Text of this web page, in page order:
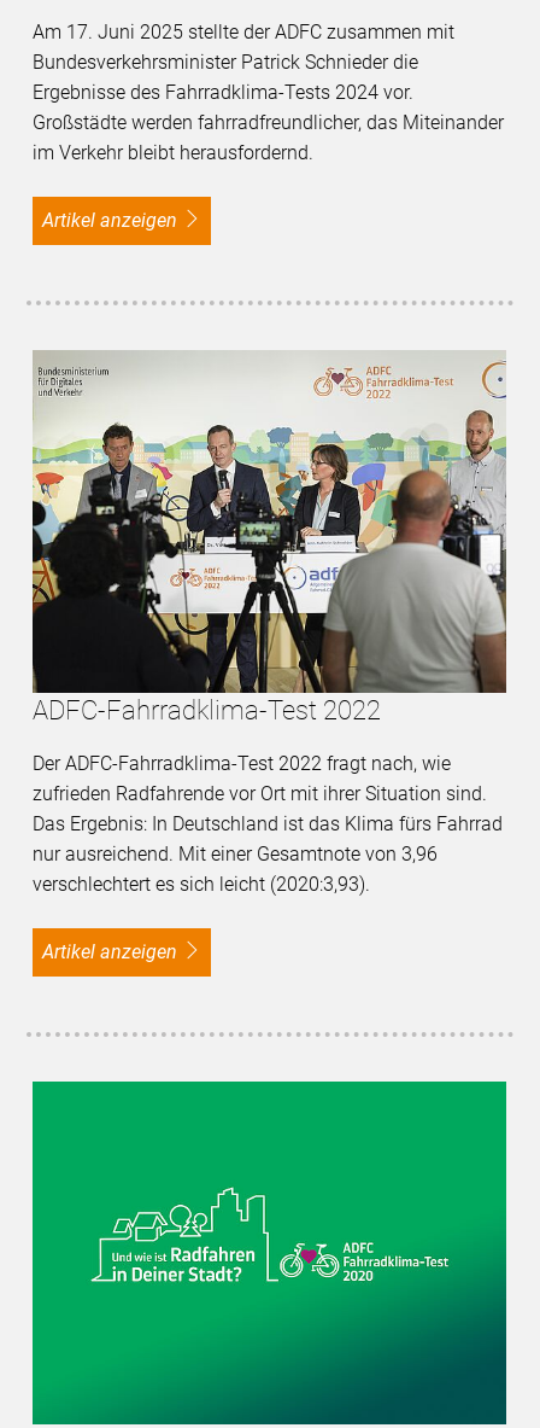
Am 17. Juni 2025 stellte der ADFC zusammen mit
Bundesverkehrsminister Patrick Schnieder die
Ergebnisse des Fahrradklima-Tests 2024 vor.
Großstädte werden fahrradfreundlicher, das Miteinander
im Verkehr bleibt herausfordernd.
Artikel anzeigen
ADFC-Fahrradklima-Test 2022
Der ADFC-Fahrradklima-Test 2022 fragt nach, wie
zufrieden Radfahrende vor Ort mit ihrer Situation sind.
Das Ergebnis: In Deutschland ist das Klima fürs Fahrrad
nur ausreichend. Mit einer Gesamtnote von 3,96
verschlechtert es sich leicht (2020:3,93).
Artikel anzeigen